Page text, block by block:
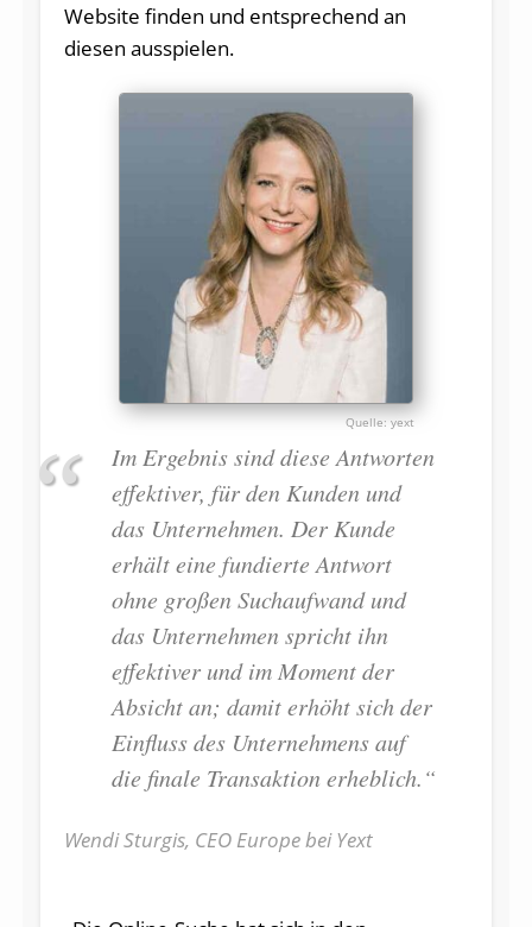
Website finden und entsprechend an
diesen ausspielen.
yext
Im Ergebnis sind diese Antworten
effektiver, für den Kunden und
das Unternehmen. Der Kunde
erhält eine fundierte Antwort
ohne großen Suchaufwand und
das Unternehmen spricht ihn
effektiver und im Moment der
Absicht an; damit erhöht sich der
Einfluss des Unternehmens auf
die finale Transaktion erheblich.“
Wendi Sturgis, CEO Europe bei Yext